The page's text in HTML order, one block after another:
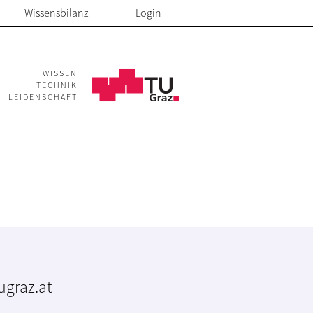
Wissensbilanz Login
WISSEN
TECHNIK
LEIDENSCHAFT